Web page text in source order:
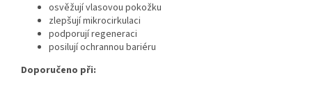
osvěžují vlasovou pokožku
zlepšují mikrocirkulaci
podporují regeneraci
posilují ochrannou bariéru
Doporučeno při: